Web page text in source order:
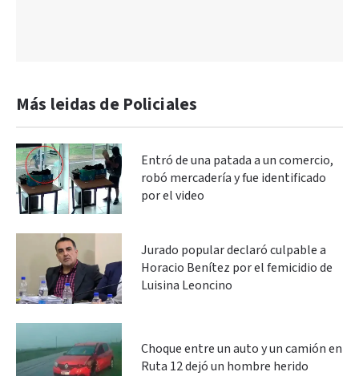
Más leidas de Policiales
Entró de una patada a un comercio,
robó mercadería y fue identificado
por el video
Jurado popular declaró culpable a
Horacio Benítez por el femicidio de
Luisina Leoncino
Choque entre un auto y un camión en
Ruta 12 dejó un hombre herido